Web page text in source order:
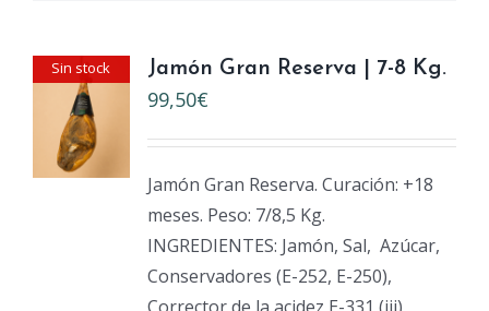
Sin stock Jamón Gran Reserva | 7-8 Kg.
99,50€
Jamón Gran Reserva. Curación: +18
meses. Peso: 7/8,5 Kg.
INGREDIENTES: Jamón, Sal, Azúcar,
Conservadores (E-252, E-250),